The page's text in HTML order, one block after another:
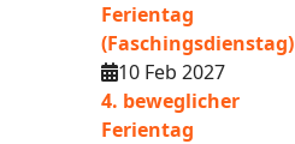
Ferientag
(Faschingsdienstag)
10 Feb 2027
4. beweglicher
Ferientag